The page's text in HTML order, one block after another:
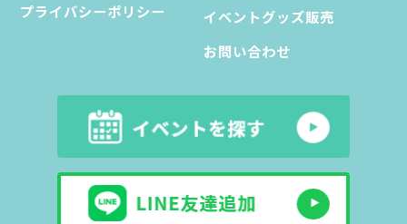
プライバシーポリシー
イベントグッズ販売
お問い合わせ